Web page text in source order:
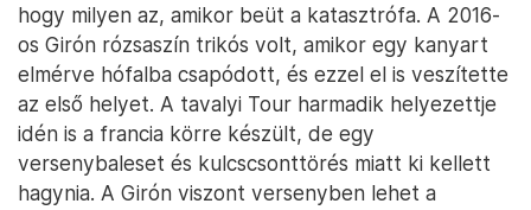
hogy milyen az, amikor beüt a katasztrófa. A 2016-
os Girón rózsaszín trikós volt, amikor egy kanyart
elmérve hófalba csapódott, és ezzel el is veszítette
az első helyet. A tavalyi Tour harmadik helyezettje
idén is a francia körre készült, de egy
versenybaleset és kulcscsonttörés miatt ki kellett
hagynia. A Girón viszont versenyben lehet a